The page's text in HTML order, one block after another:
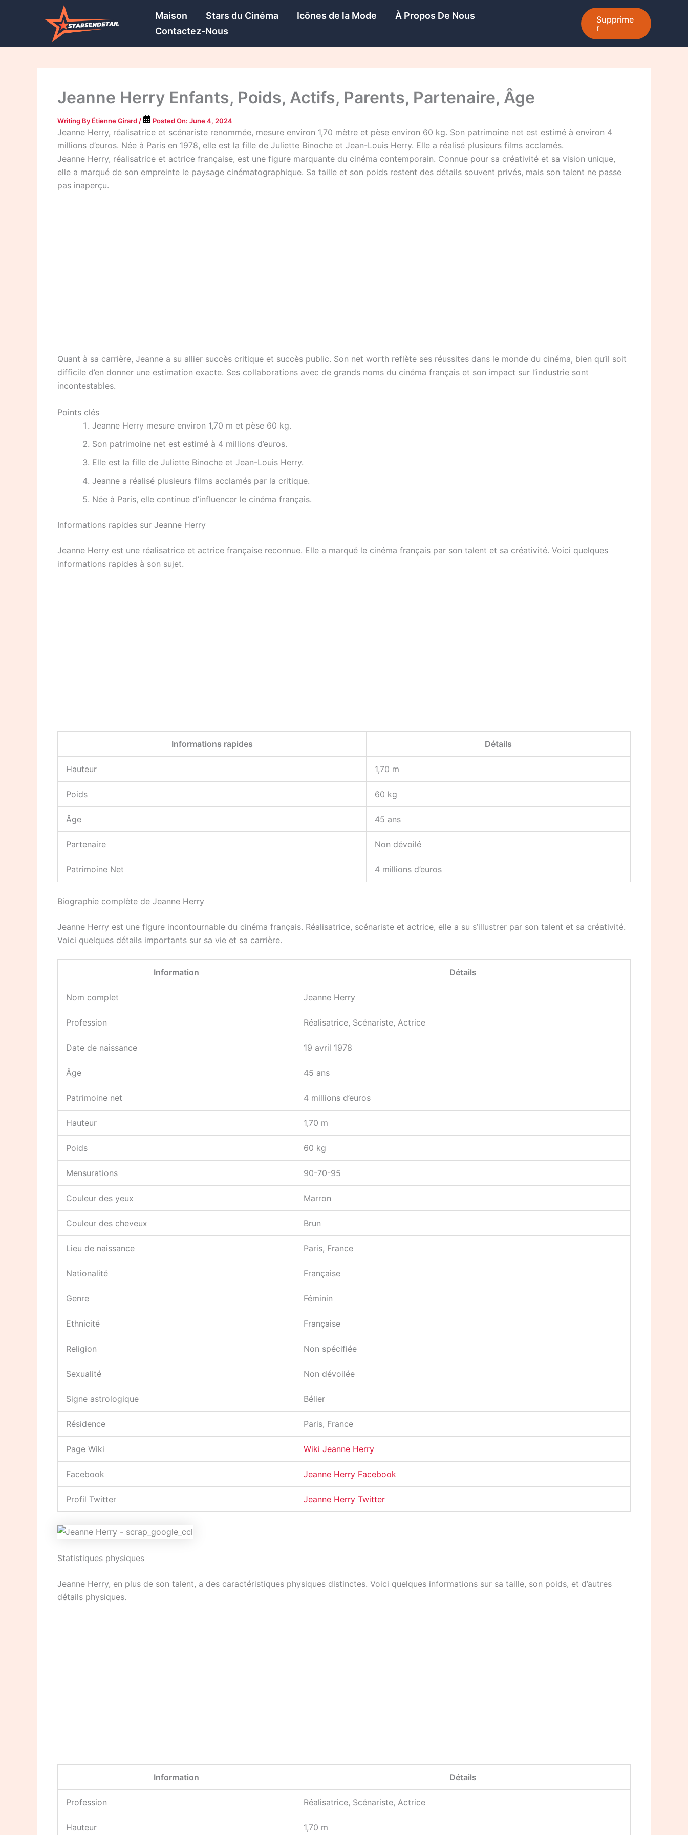
Maison Stars du Cinéma Icônes de la Mode
À Propos De Nous
Contactez-Nous
Supprime
r
Jeanne Herry Enfants, Poids, Actifs, Parents, Partenaire, Âge
Writing By Étienne Girard / Posted On: June 4, 2024
Jeanne Herry, réalisatrice et scénariste renommée, mesure environ 1,70 mètre et pèse environ 60 kg. Son patrimoine net est estimé à environ 4
millions d’euros. Née à Paris en 1978, elle est la fille de Juliette Binoche et Jean-Louis Herry. Elle a réalisé plusieurs films acclamés.
Jeanne Herry, réalisatrice et actrice française, est une figure marquante du cinéma contemporain. Connue pour sa créativité et sa vision unique,
elle a marqué de son empreinte le paysage cinématographique. Sa taille et son poids restent des détails souvent privés, mais son talent ne passe
pas inaperçu.
Quant à sa carrière, Jeanne a su allier succès critique et succès public. Son net worth reflète ses réussites dans le monde du cinéma, bien qu’il soit
difficile d’en donner une estimation exacte. Ses collaborations avec de grands noms du cinéma français et son impact sur l’industrie sont
incontestables.
Points clés
Jeanne Herry mesure environ 1,70 m et pèse 60 kg.
Son patrimoine net est estimé à 4 millions d’euros.
Elle est la fille de Juliette Binoche et Jean-Louis Herry.
Jeanne a réalisé plusieurs films acclamés par la critique.
Née à Paris, elle continue d’influencer le cinéma français.
Informations rapides sur Jeanne Herry
Jeanne Herry est une réalisatrice et actrice française reconnue. Elle a marqué le cinéma français par son talent et sa créativité. Voici quelques
informations rapides à son sujet.
Informations rapides Détails
Hauteur 1,70 m
Poids 60 kg
Âge 45 ans
Partenaire Non dévoilé
Patrimoine Net 4 millions d’euros
Biographie complète de Jeanne Herry
Jeanne Herry est une figure incontournable du cinéma français. Réalisatrice, scénariste et actrice, elle a su s’illustrer par son talent et sa créativité.
Voici quelques détails importants sur sa vie et sa carrière.
Information Détails
Nom complet Jeanne Herry
Profession Réalisatrice, Scénariste, Actrice
Date de naissance 19 avril 1978
Âge 45 ans
Patrimoine net 4 millions d’euros
Hauteur 1,70 m
Poids 60 kg
Mensurations 90-70-95
Couleur des yeux Marron
Couleur des cheveux Brun
Lieu de naissance Paris, France
Nationalité Française
Genre Féminin
Ethnicité Française
Religion Non spécifiée
Sexualité Non dévoilée
Signe astrologique Bélier
Résidence Paris, France
Page Wiki Wiki Jeanne Herry
Facebook Jeanne Herry Facebook
Profil Twitter Jeanne Herry Twitter
Statistiques physiques
Jeanne Herry, en plus de son talent, a des caractéristiques physiques distinctes. Voici quelques informations sur sa taille, son poids, et d’autres
détails physiques.
Information Détails
Profession Réalisatrice, Scénariste, Actrice
Hauteur 1,70 m